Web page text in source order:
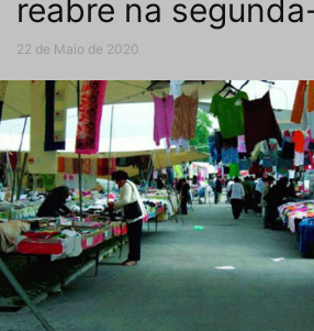
reabre na
22 de Maio de 2020